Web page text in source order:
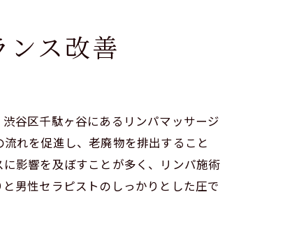
ンス改善
谷区千駄ヶ谷にあるリンパマッサージ
れを促進し、老廃物を排出すること
影響を及ぼすことが多く、リンパ施術
男性セラピストのしっかりとした圧で